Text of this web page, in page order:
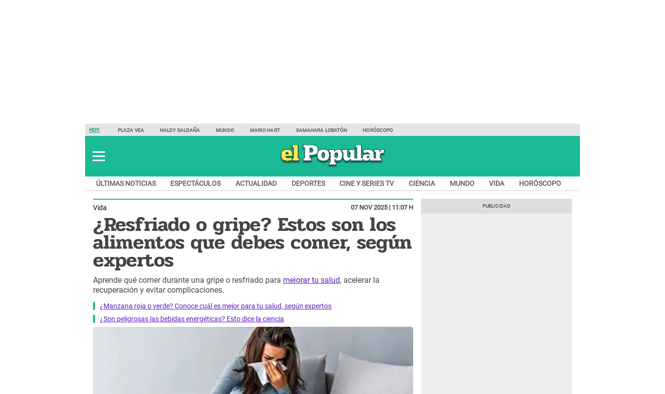
HOY: PLAZA VEA NALDY SALDAÑA MUNDO MARIO HART SAMAHARA LOBATÓN HORÓSCOPO
ÚLTIMAS NOTICIAS ESPECTÁCULOS ACTUALIDAD DEPORTES CINE Y SERIES TV CIENCIA MUNDO VIDA HORÓSCOPO
Vida 07 NOV 2025 | 11:07 H
¿Resfriado o gripe? Estos son los
alimentos que debes comer, según
expertos
Aprende qué comer durante una gripe o resfriado para mejorar tu salud, acelerar la
recuperación y evitar complicaciones.
¿Manzana roja o verde? Conoce cuál es mejor para tu salud, según expertos
¿Son peligrosas las bebidas energéticas? Esto dice la ciencia